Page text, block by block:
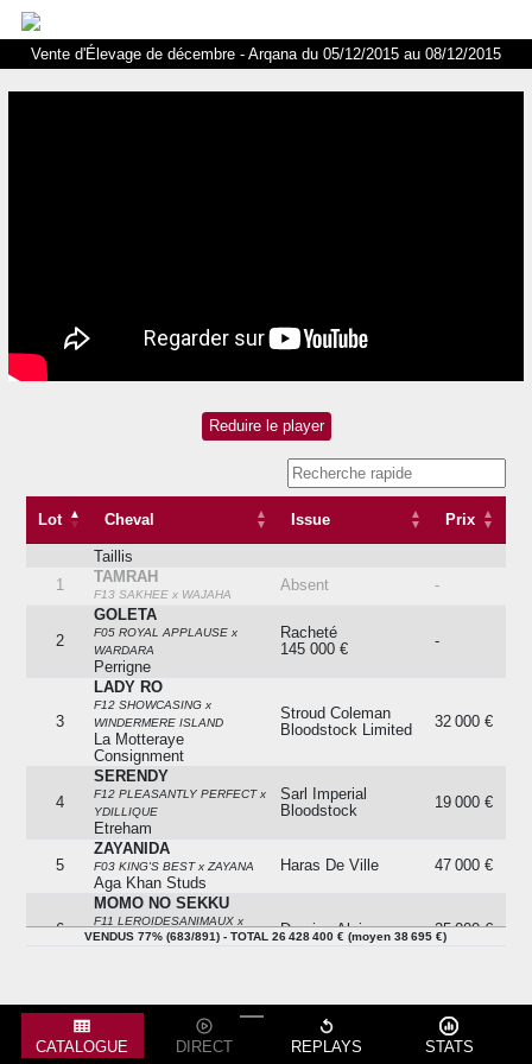
Vente d'Élevage de décembre - Arqana du 05/12/2015 au 08/12/2015
Lot Cheval Issue Prix
0856b
F07 MEDICEAN x CATTIVA
Taillis
Pb Bloodstock
28 000 €
1 TAMRAH
F13 SAKHEE x WAJAHA
Absent -
2
GOLETA
F05 ROYAL APPLAUSE x
WARDARA
Perrigne
Racheté
145 000 €
-
3
LADY RO
F12 SHOWCASING x
WINDERMERE ISLAND
La Motteraye
Consignment
Stroud Coleman
Bloodstock Limited
32 000 €
4
SERENDY
F12 PLEASANTLY PERFECT x
YDILLIQUE
Etreham
Sarl Imperial
Bloodstock
19 000 €
5
ZAYANIDA
F03 KING'S BEST x ZAYANA
Aga Khan Studs
Haras De Ville 47 000 €
6
MOMO NO SEKKU
F11 LEROIDESANIMAUX x
ACADEMIC ANGEL
Decrion Alain 25 000 €
AMBOSELI
F12 MEDAGLIA D'ORO x ADJA
Bois Roussel
Troeller Gordian 70 000 €
VENDUS 77% (683/891) - TOTAL 26 428 400 € (moyen 38 695 €)
CATALOGUE DIRECT REPLAYS STATS